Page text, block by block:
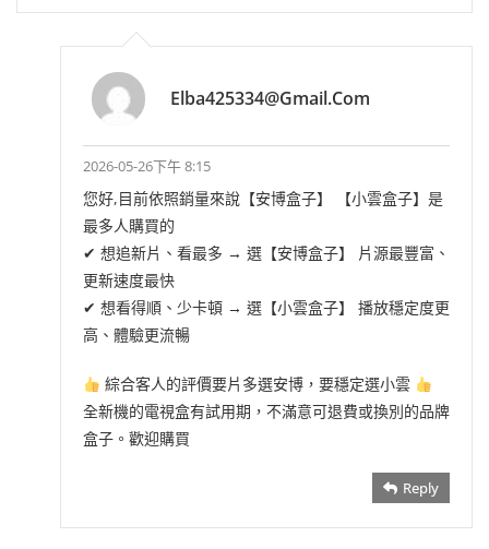
Elba425334@gmail.com
2026-05-26下午 8:15
您好,目前依照銷量來說【安博盒子】 【小雲盒子】是
最多人購買的
✔ 想追新片、看最多 → 選【安博盒子】 片源最豐富、
更新速度最快
✔ 想看得順、少卡頓 → 選【小雲盒子】 播放穩定度更
高、體驗更流暢
綜合客人的評價要片多選安博，要穩定選小雲
全新機的電視盒有試用期，不滿意可退費或換別的品牌
盒子。歡迎購買
Reply